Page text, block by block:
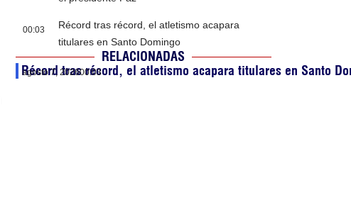
00:03
Récord tras récord, el atletismo acapara
titulares en Santo Domingo
RELACIONADAS
Récord tras récord, el atletismo acapara titulares en Santo
agosto 7, 202600:03